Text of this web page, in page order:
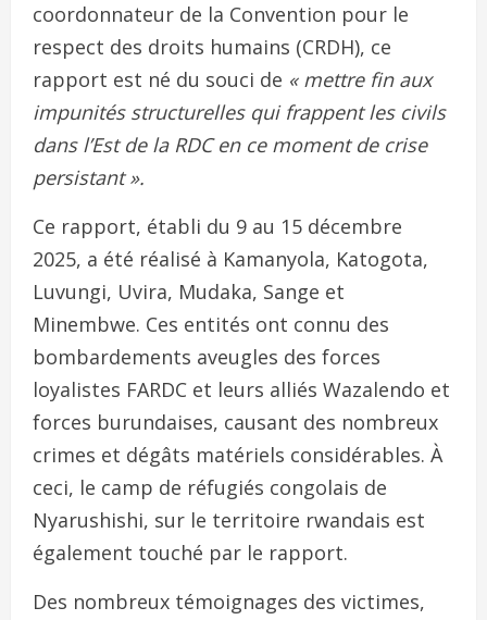
coordonnateur de la Convention pour le
respect des droits humains (CRDH), ce
rapport est né du souci de « mettre fin aux
impunités structurelles qui frappent les civils
dans l’Est de la RDC en ce moment de crise
persistant ».
Ce rapport, établi du 9 au 15 décembre
2025, a été réalisé à Kamanyola, Katogota,
Luvungi, Uvira, Mudaka, Sange et
Minembwe. Ces entités ont connu des
bombardements aveugles des forces
loyalistes FARDC et leurs alliés Wazalendo et
forces burundaises, causant des nombreux
crimes et dégâts matériels considérables. À
ceci, le camp de réfugiés congolais de
Nyarushishi, sur le territoire rwandais est
également touché par le rapport.
Des nombreux témoignages des victimes,